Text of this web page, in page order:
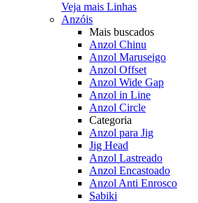
Veja mais Linhas
Anzóis
Mais buscados
Anzol Chinu
Anzol Maruseigo
Anzol Offset
Anzol Wide Gap
Anzol in Line
Anzol Circle
Categoria
Anzol para Jig
Jig Head
Anzol Lastreado
Anzol Encastoado
Anzol Anti Enrosco
Sabiki